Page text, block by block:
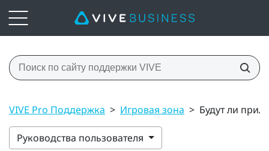
VIVE Pro Поддержка > Игровая зона > Будут ли
Руководства пользователя